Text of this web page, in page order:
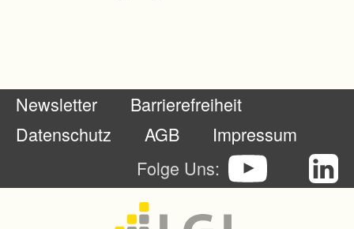
Newsletter
Barrierefreiheit
Datenschutz
AGB
Impressum
Folge Uns: